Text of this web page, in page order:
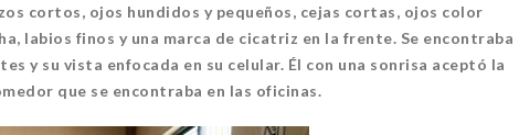
cortos, ojos hundidos y pequeños, cejas cortas, ojos color
labios finos y una marca de cicatriz en la frente. Se encontraba
y su vista enfocada en su celular. Él con una sonrisa aceptó la
que se encontraba en las oficinas.